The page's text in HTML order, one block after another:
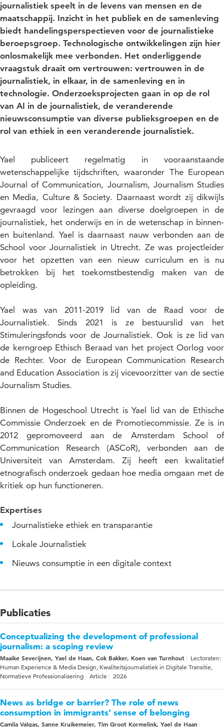
journalistiek speelt in de levens van mensen en de
maatschappij. Inzicht in het publiek en de samenleving
biedt handelingsperspectieven voor de journalistieke
beroepsgroep. Technologische ontwikkelingen zijn hier
onlosmakelijk mee verbonden. Het onderliggende
vraagstuk draait om vertrouwen: vertrouwen in de
journalistiek, in elkaar, in de samenleving en in
technologie. Onderzoeksprojecten gaan in op de rol
van AI in de journalistiek, de veranderende
nieuwsconsumptie van diverse publieksgroepen en de
rol van ethiek in een veranderende journalistiek.
Yael publiceert regelmatig in vooraanstaande
wetenschappelijke tijdschriften, waaronder The European
Journal of Communication, Journalism, Journalism Studies
en Media, Culture & Society. Daarnaast wordt zij dikwijls
gevraagd voor lezingen aan diverse doelgroepen in de
journalistiek, het onderwijs en in de wetenschap in binnen-
en buitenland. Yael is daarnaast nauw verbonden aan de
School voor Journalistiek in Utrecht. Ze was projectleider
voor het opzetten van een nieuw curriculum en is nu
betrokken bij het toekomstbestendig maken van de
opleiding.
Yael was van 2011-2019 lid van de Raad voor de
Journalistiek. Sinds 2021 is ze bestuurslid van het
Stimuleringsfonds voor de Journalistiek. Ook is ze lid van
de kerngroep Ethisch Beraad van het project Oorlog voor
de Rechter. Voor de European Communication Research
and Education Association is zij vicevoorzitter van de sectie
Journalism Studies.
Binnen de Hogeschool Utrecht is Yael lid van de Ethische
Commissie Onderzoek en de Promotiecommissie. Ze is in
2012 gepromoveerd aan de Amsterdam School of
Communication Research (ASCoR), verbonden aan de
Universiteit van Amsterdam. Zij heeft een kwalitatief
etnografisch onderzoek gedaan hoe media omgaan met de
kritiek op hun functioneren.
Expertises
Journalistieke ethiek en transparantie
Lokale Journalistiek
Nieuws consumptie in een digitale context
Publicaties
Conceptualizing the development of professional
journalism: a scoping review
Maaike Severijnen, Yael de Haan, Cok Bakker, Koen van Turnhout
Lectoraten:
Human Experience & Media Design, Kwaliteitsjournalistiek in Digitale Transitie,
Normatieve Professionalisering
Article 2026
News as bridge or barrier? The role of news
consumption in immigrants’ sense of belonging
Camila Valgas, Sanne Kruikemeier, Tim Groot Kormelink, Yael de Haan